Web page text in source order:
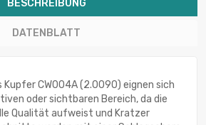
BESCHREIBUNG
DATENBLATT
CW004A (2.0090) eignen sich
oder sichtbaren Bereich, da die
Qualität aufweist und Kratzer